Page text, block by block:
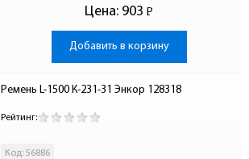
Цена: 903 Р
-
Добавить в корзину
Ремень L-1500 К-231-31 Энкор 128318
Рейтинг:
Код: 56886